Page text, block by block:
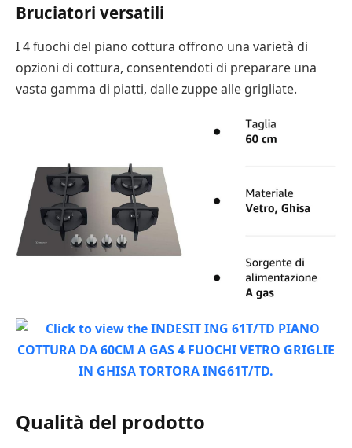
Bruciatori versatili
I 4 fuochi del piano cottura offrono una varietà di
opzioni di cottura, consentendoti di preparare una
vasta gamma di piatti, dalle zuppe alle grigliate.
Qualità del prodotto